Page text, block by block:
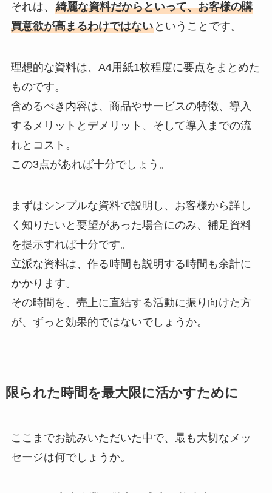
それは、 綺麗な資料だからといって、お客様の購
買意欲が高まるわけではないということです。
理想的な資料は、A4用紙1枚程度に要点をまとめた
ものです。
含めるべき内容は、商品やサービスの特徴、導入
するメリットとデメリット、そして導入までの流
れとコスト。
この3点があれば十分でしょう。
まずはシンプルな資料で説明し、お客様から詳し
く知りたいと要望があった場合にのみ、補足資料
を提示すれば十分です。
立派な資料は、作る時間も説明する時間も余計に
かかります。
その時間を、売上に直結する活動に振り向けた方
が、ずっと効果的ではないでしょうか。
限られた時間を最大限に活かすために
ここまでお読みいただいた中で、最も大切なメッ
セージは何でしょうか。